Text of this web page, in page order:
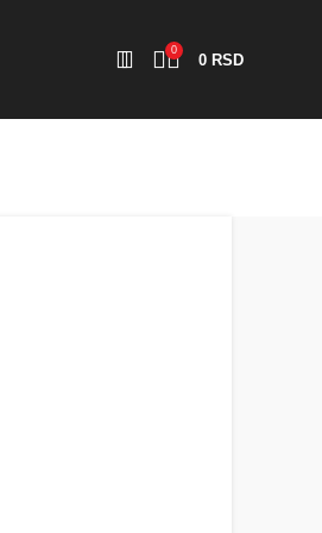
0
0 RSD